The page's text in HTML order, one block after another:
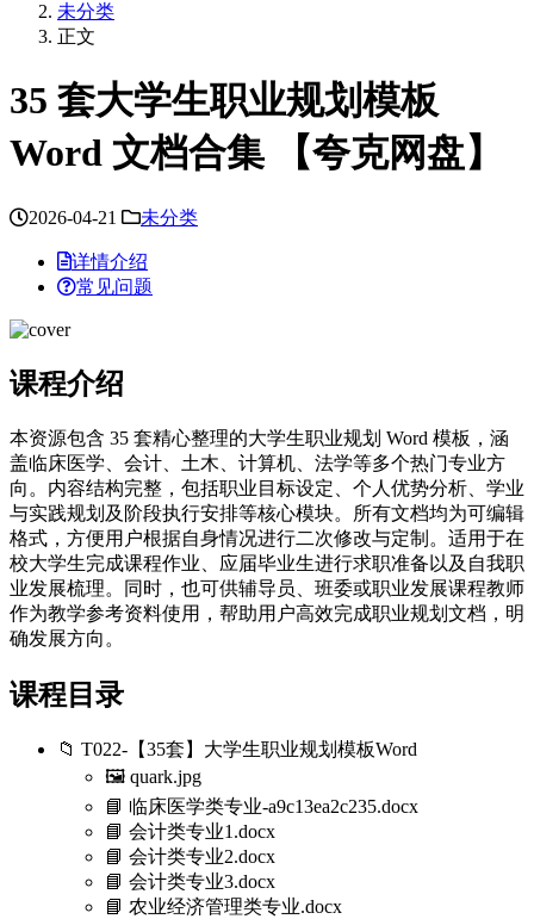
未分类
正文
35 套大学生职业规划模板
Word 文档合集 【夸克网盘】
2026-04-21 未分类
详情介绍
常见问题
课程介绍
本资源包含 35 套精心整理的大学生职业规划 Word 模板，涵
盖临床医学、会计、土木、计算机、法学等多个热门专业方
向。内容结构完整，包括职业目标设定、个人优势分析、学业
与实践规划及阶段执行安排等核心模块。所有文档均为可编辑
格式，方便用户根据自身情况进行二次修改与定制。适用于在
校大学生完成课程作业、应届毕业生进行求职准备以及自我职
业发展梳理。同时，也可供辅导员、班委或职业发展课程教师
作为教学参考资料使用，帮助用户高效完成职业规划文档，明
确发展方向。
课程目录
📁 T022-【35套】大学生职业规划模板Word
🖼️ quark.jpg
📘 临床医学类专业-a9c13ea2c235.docx
📘 会计类专业1.docx
📘 会计类专业2.docx
📘 会计类专业3.docx
📘 农业经济管理类专业.docx